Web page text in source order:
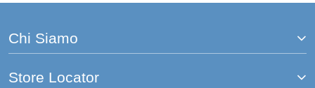
Chi Siamo
Store Locator